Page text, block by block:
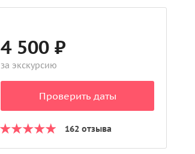
4 500 ₽
за экскурсию
Проверить даты
162 отзыва